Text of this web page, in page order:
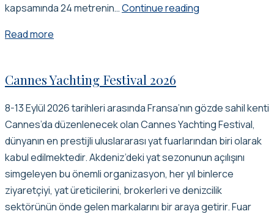
kapsamında 24 metrenin…Continue reading
Read more
Cannes Yachting Festival 2026
8-13 Eylül 2026 tarihleri arasında Fransa’nın gözde sahil kenti
Cannes’da düzenlenecek olan Cannes Yachting Festival,
dünyanın en prestijli uluslararası yat fuarlarından biri olarak
kabul edilmektedir. Akdeniz’deki yat sezonunun açılışını
simgeleyen bu önemli organizasyon, her yıl binlerce
ziyaretçiyi, yat üreticilerini, brokerleri ve denizcilik
sektörünün önde gelen markalarını bir araya getirir. Fuar